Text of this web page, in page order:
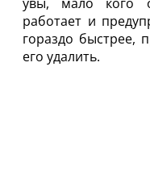
работает и
гораздо
его удалить.